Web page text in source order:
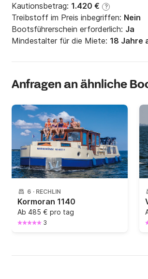
Kautionsbetrag: 1.420 € ?
Treibstoff im Preis inbegriffen: Nein
Bootsführerschein erforderlich: Ja
Mindestalter für die Miete: 18 Jahre
Anfragen an ähnliche
6 · RECHLIN
Kormoran 1140
Ab 485 € pro tag
3